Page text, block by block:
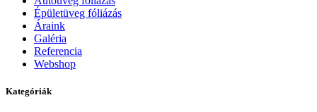
Épületüveg fóliázás
Áraink
Galéria
Referencia
Webshop
Kategóriák